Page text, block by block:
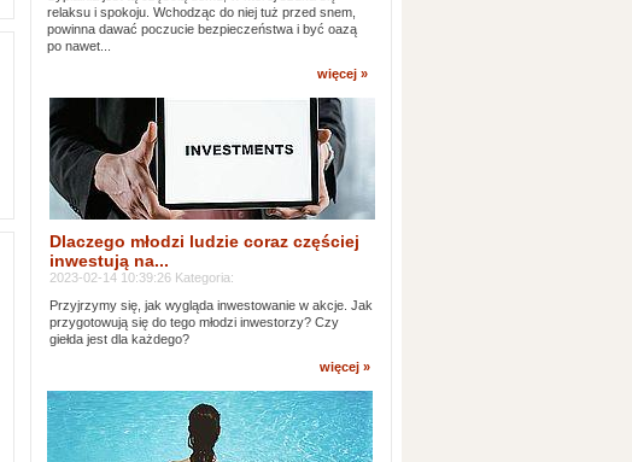
relaksu i spokoju. Wchodząc do niej tuż przed snem,
powinna dawać poczucie bezpieczeństwa i być oazą
po nawet...
więcej »
Dlaczego młodzi ludzie coraz częściej
inwestują na...
2023-02-14 10:39:26 Kategoria:
Przyjrzymy się, jak wygląda inwestowanie w akcje. Jak
przygotowują się do tego młodzi inwestorzy? Czy
giełda jest dla każdego?
więcej »